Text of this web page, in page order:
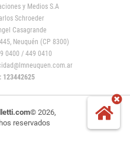
y Medios S.A
Schroeder
Casagrande
Neuquén (CP 8300)
0400 / 449 0410
123442625
© 2026,
reservados